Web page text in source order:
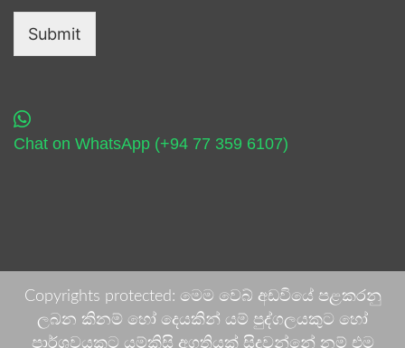
Submit
Chat on WhatsApp (+94 77 359 6107)
Copyrights protected: මෙම වෙබ් අඩවියේ පළකරනු
ලබන කිනම් හෝ දෙයකින් යම් පුද්ගලයකුට හෝ
පාර්ශවයකට යම්කිසි අගතියක් සිදුවන්නේ නම් එම